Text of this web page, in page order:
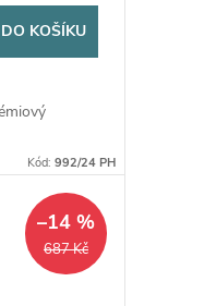
DO KOŠÍKU
Kód: 992/24 PH
687 Kč
–14 %